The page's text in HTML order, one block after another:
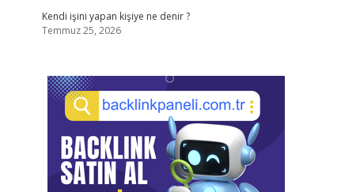
Kendi işini yapan kişiye ne denir ?
Temmuz 25, 2026